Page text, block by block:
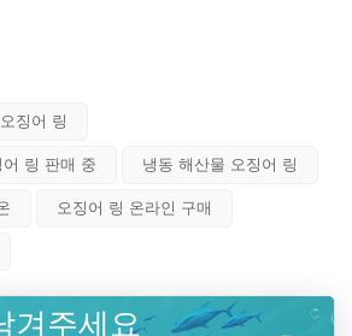
징어 링
링 판매 중 냉동 해산물 오징어 링
오징어 링 온라인 구매
겨주세요